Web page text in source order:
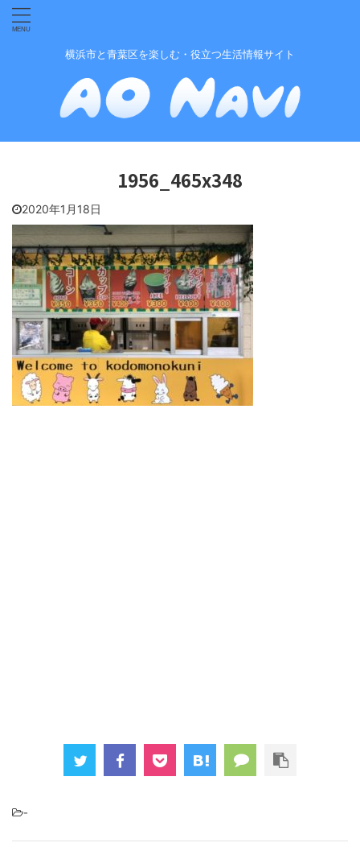
横浜市と青葉区を楽しむ・役立つ生活情報サイト
1956_465x348
2020年1月18日
-